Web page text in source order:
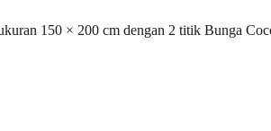
150 × 200 cm dengan 2 titik Bunga